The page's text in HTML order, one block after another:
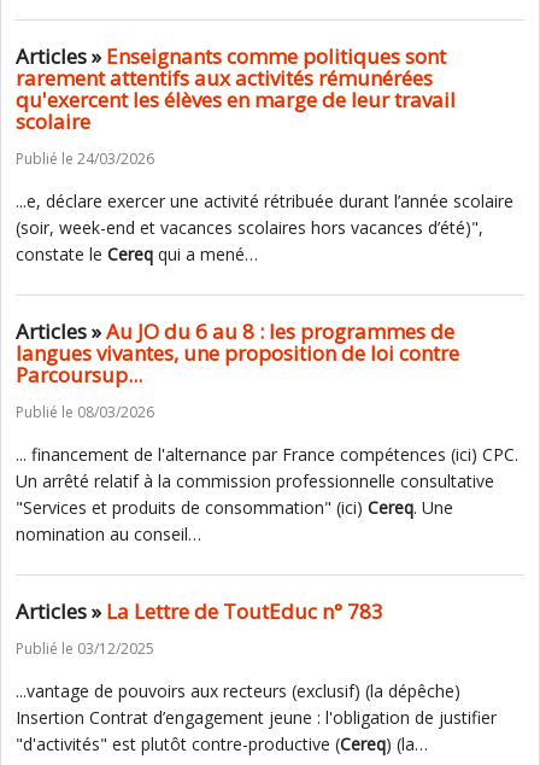
Articles »Enseignants comme politiques sont
rarement attentifs aux activités rémunérées
qu'exercent les élèves en marge de leur travail
scolaire
Publié le 24/03/2026
...e, déclare exercer une activité rétribuée durant l’année scolaire
(soir, week-end et vacances scolaires hors vacances d’été)",
constate le Cereq qui a mené…
Articles »Au JO du 6 au 8 : les programmes de
langues vivantes, une proposition de loi contre
Parcoursup...
Publié le 08/03/2026
... financement de l'alternance par France compétences (ici) CPC.
Un arrêté relatif à la commission professionnelle consultative
"Services et produits de consommation" (ici) Cereq. Une
nomination au conseil…
Articles »La Lettre de ToutEduc n° 783
Publié le 03/12/2025
...vantage de pouvoirs aux recteurs (exclusif) (la dépêche)
Insertion Contrat d’engagement jeune : l'obligation de justifier
"d'activités" est plutôt contre-productive (Cereq) (la…